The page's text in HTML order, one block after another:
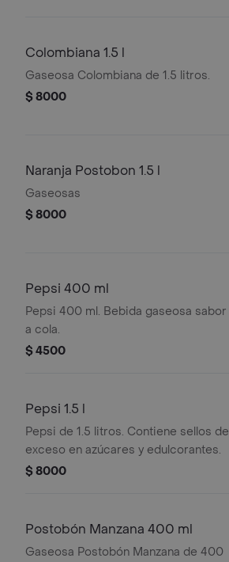
Colombiana 1.5 l
Gaseosa Colombiana de 1.5 litros.
$ 8000
Naranja Postobon 1.5 l
Gaseosas
$ 8000
Pepsi 400 ml
Pepsi 400 ml. Bebida gaseosa sabor
a cola.
$ 4500
Pepsi 1.5 l
Pepsi de 1.5 litros. Contiene sellos de
exceso en azúcares y edulcorantes.
$ 8000
Postobón Manzana 400 ml
Gaseosa Postobón Manzana de 400